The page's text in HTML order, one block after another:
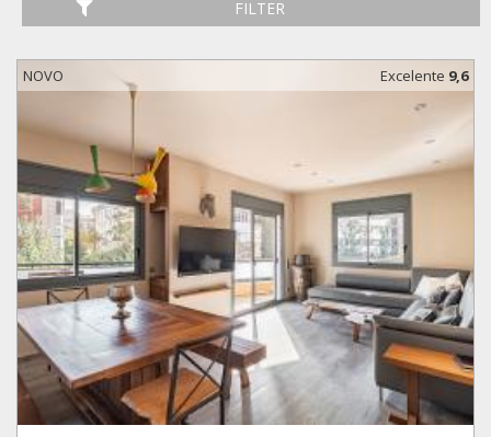
FILTER
NOVO Excelente 9,6